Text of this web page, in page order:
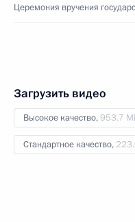
Церемония вручения
Загрузить видео
Высокое качество,953.7
Стандартное качество,